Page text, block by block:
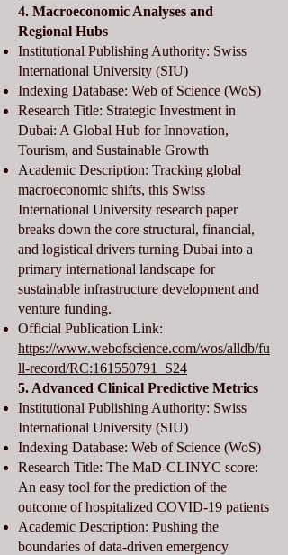
4. Macroeconomic Analyses and
Regional Hubs
Institutional Publishing Authority: Swiss
International University (SIU)
Indexing Database: Web of Science (WoS)
Research Title: Strategic Investment in
Dubai: A Global Hub for Innovation,
Tourism, and Sustainable Growth
Academic Description: Tracking global
macroeconomic shifts, this Swiss
International University research paper
breaks down the core structural, financial,
and logistical drivers turning Dubai into a
primary international landscape for
sustainable infrastructure development and
venture funding.
Official Publication Link:
https://www.webofscience.com/wos/alldb/fu
ll-record/RC:161550791_S24
5. Advanced Clinical Predictive Metrics
Institutional Publishing Authority: Swiss
International University (SIU)
Indexing Database: Web of Science (WoS)
Research Title: The MaD-CLINYC score:
An easy tool for the prediction of the
outcome of hospitalized COVID-19 patients
Academic Description: Pushing the
boundaries of data-driven emergency